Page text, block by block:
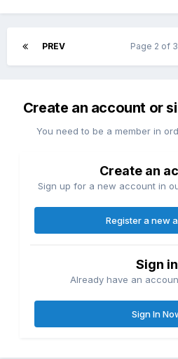
PREV Page 2 of 3
Create an account or
You need to be a member in
Create an
Sign up for a new account in
Register a new
Sign in
Already have an
Sign In